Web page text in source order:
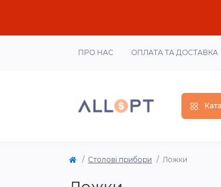
ПРО НАС ОПЛАТА ТА ДОСТАВКА
Столові прибори Ложки